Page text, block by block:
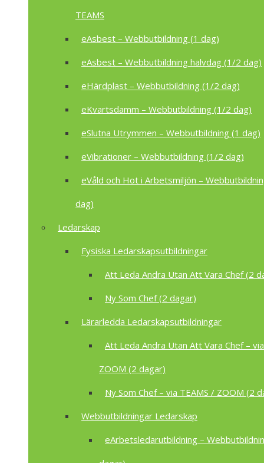
TEAMS
eAsbest – Webbutbildning (1 dag)
eAsbest – Webbutbildning halvdag (1/2 dag)
eHärdplast – Webbutbildning (1/2 dag)
eKvartsdamm – Webbutbildning (1/2 dag)
eSlutna Utrymmen – Webbutbildning (1 dag)
eVibrationer – Webbutbildning (1/2 dag)
eVåld och Hot i Arbetsmiljön –
dag)
Ledarskap
Fysiska Ledarskapsutbildningar
Att Leda Andra Utan Att Vara Chef (2
Ny Som Chef (2 dagar)
Lärarledda Ledarskapsutbildningar
Att Leda Andra Utan Att Vara Chef –
ZOOM (2 dagar)
Ny Som Chef – via TEAMS / ZOOM (2
Webbutbildningar Ledarskap
eArbetsledarutbildning –